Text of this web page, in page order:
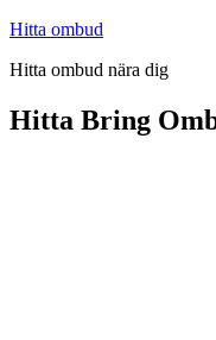
Hoppa
innehåll
Hitta ombud
Hitta ombud nära dig
Hitta Bring